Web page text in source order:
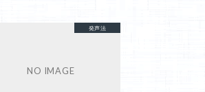
共鳴発声法
呼吸法
喉声
発声法